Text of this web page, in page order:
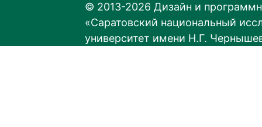
© 2013-2026 Дизайн и
«Саратовский национальный
университет имени Н.Г.